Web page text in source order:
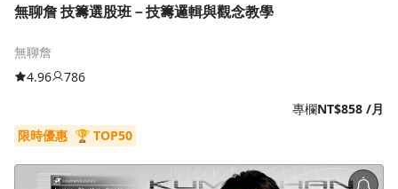
無聊詹 技籌選股班－技籌邏輯與觀念教學
無聊詹
4.96
786
專欄NT$858 /月
限時優惠 🏆 TOP50